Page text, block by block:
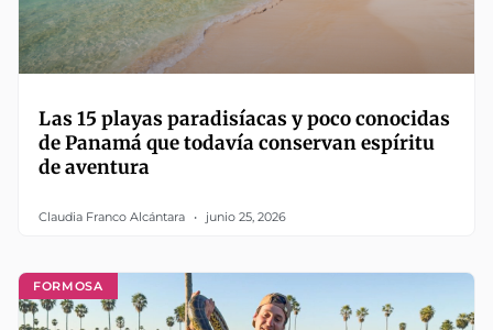
Las 15 playas paradisíacas y poco conocidas
de Panamá que todavía conservan espíritu
de aventura
Claudia Franco Alcántara junio 25, 2026
FORMOSA